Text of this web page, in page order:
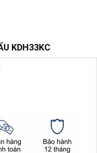
KDH33KC